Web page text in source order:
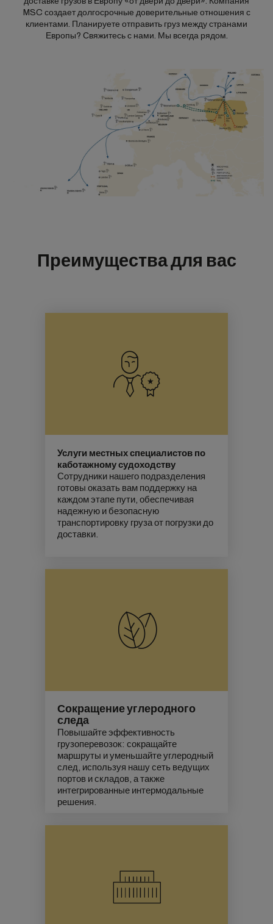
MSC создает долгосрочные доверительные отношения с
клиентами. Планируете отправить груз между странами
Европы? Свяжитесь с нами. Мы всегда рядом.
Преимущества для вас
Услуги местных специалистов по
каботажному судоходству
Сотрудники нашего подразделения
готовы оказать вам поддержку на
каждом этапе пути, обеспечивая
надежную и безопасную
транспортировку груза от погрузки до
доставки.
Сокращение углеродного
следа
Повышайте эффективность
грузоперевозок: сокращайте
маршруты и уменьшайте углеродный
след, используя нашу сеть ведущих
портов и складов, а также
интегрированные интермодальные
решения.